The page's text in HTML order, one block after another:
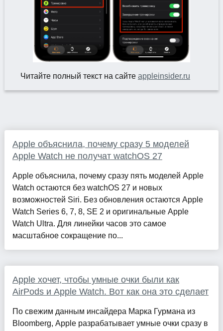
Читайте полный текст на сайте appleinsider.ru
Apple объяснила, почему сразу 5 моделей
Apple Watch не получат watchOS 27
Apple объяснила, почему сразу пять моделей Apple
Watch остаются без watchOS 27 и новых
возможностей Siri. Без обновления остаются Apple
Watch Series 6, 7, 8, SE 2 и оригинальные Apple
Watch Ultra. Для линейки часов это самое
масштабное сокращение по...
Apple хочет, чтобы умные очки были как
AirPods и Apple Watch. Вот как она это сделает
По свежим данным инсайдера Марка Гурмана из
Bloomberg, Apple разрабатывает умные очки сразу в